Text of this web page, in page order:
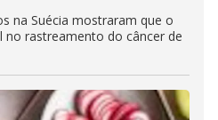
na Suécia mostraram que o
no rastreamento do câncer de